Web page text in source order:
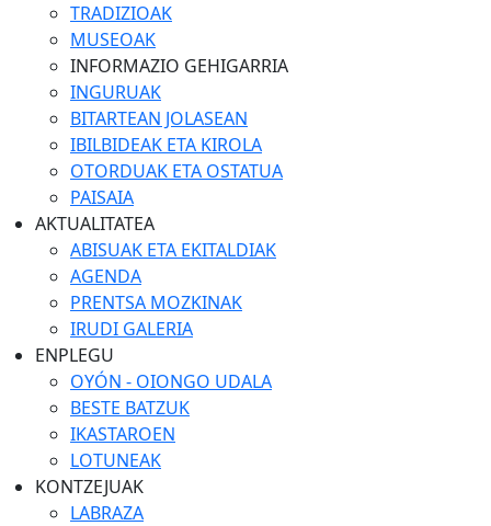
TRADIZIOAK
MUSEOAK
INFORMAZIO GEHIGARRIA
INGURUAK
BITARTEAN JOLASEAN
IBILBIDEAK ETA KIROLA
OTORDUAK ETA OSTATUA
PAISAIA
AKTUALITATEA
ABISUAK ETA EKITALDIAK
AGENDA
PRENTSA MOZKINAK
IRUDI GALERIA
ENPLEGU
OYÓN - OIONGO UDALA
BESTE BATZUK
IKASTAROEN
LOTUNEAK
KONTZEJUAK
LABRAZA